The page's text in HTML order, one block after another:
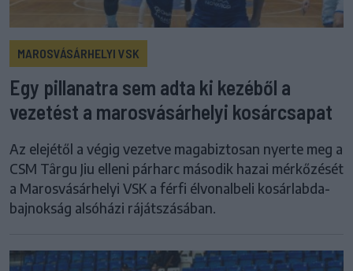
MAROSVÁSÁRHELYI VSK
Egy pillanatra sem adta ki kezéből a
vezetést a marosvásárhelyi kosárcsapat
Az elejétől a végig vezetve magabiztosan nyerte meg a
CSM Târgu Jiu elleni párharc második hazai mérkőzését
a Marosvásárhelyi VSK a férfi élvonalbeli kosárlabda-
bajnokság alsóházi rájátszásában.